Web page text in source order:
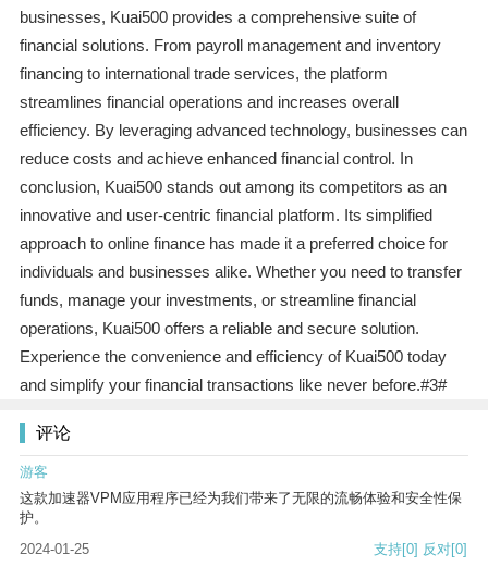
businesses, Kuai500 provides a comprehensive suite of
financial solutions. From payroll management and inventory
financing to international trade services, the platform
streamlines financial operations and increases overall
efficiency. By leveraging advanced technology, businesses can
reduce costs and achieve enhanced financial control. In
conclusion, Kuai500 stands out among its competitors as an
innovative and user-centric financial platform. Its simplified
approach to online finance has made it a preferred choice for
individuals and businesses alike. Whether you need to transfer
funds, manage your investments, or streamline financial
operations, Kuai500 offers a reliable and secure solution.
Experience the convenience and efficiency of Kuai500 today
and simplify your financial transactions like never before.#3#
评论
游客
这款加速器VPM应用程序已经为我们带来了无限的流畅体验和安全性保
护。
2024-01-25
支持[0] 反对[0]